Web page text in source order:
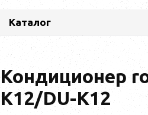
Каталог
Кондиционер
K12/DU-K12